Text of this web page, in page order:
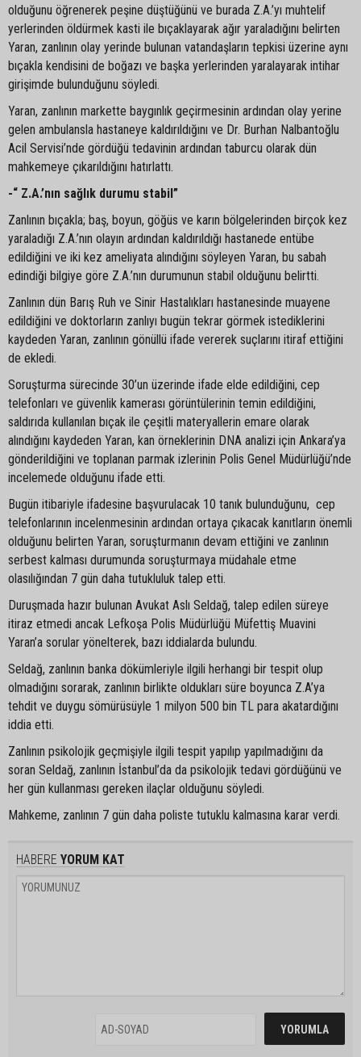
olduğunu öğrenerek peşine düştüğünü ve burada Z.A.’yı muhtelif
yerlerinden öldürmek kasti ile bıçaklayarak ağır yaraladığını belirten
Yaran, zanlının olay yerinde bulunan vatandaşların tepkisi üzerine aynı
bıçakla kendisini de boğazı ve başka yerlerinden yaralayarak intihar
girişimde bulunduğunu söyledi.
Yaran, zanlının markette baygınlık geçirmesinin ardından olay yerine
gelen ambulansla hastaneye kaldırıldığını ve Dr. Burhan Nalbantoğlu
Acil Servisi’nde gördüğü tedavinin ardından taburcu olarak dün
mahkemeye çıkarıldığını hatırlattı.
-“ Z.A.’nın sağlık durumu stabil”
Zanlının bıçakla; baş, boyun, göğüs ve karın bölgelerinden birçok kez
yaraladığı Z.A.’nın olayın ardından kaldırıldığı hastanede entübe
edildiğini ve iki kez ameliyata alındığını söyleyen Yaran, bu sabah
edindiği bilgiye göre Z.A.’nın durumunun stabil olduğunu belirtti.
Zanlının dün Barış Ruh ve Sinir Hastalıkları hastanesinde muayene
edildiğini ve doktorların zanlıyı bugün tekrar görmek istediklerini
kaydeden Yaran, zanlının gönüllü ifade vererek suçlarını itiraf ettiğini
de ekledi.
Soruşturma sürecinde 30’un üzerinde ifade elde edildiğini, cep
telefonları ve güvenlik kamerası görüntülerinin temin edildiğini,
saldırıda kullanılan bıçak ile çeşitli materyallerin emare olarak
alındığını kaydeden Yaran, kan örneklerinin DNA analizi için Ankara’ya
gönderildiğini ve toplanan parmak izlerinin Polis Genel Müdürlüğü’nde
incelemede olduğunu ifade etti.
Bugün itibariyle ifadesine başvurulacak 10 tanık bulunduğunu, cep
telefonlarının incelenmesinin ardından ortaya çıkacak kanıtların önemli
olduğunu belirten Yaran, soruşturmanın devam ettiğini ve zanlının
serbest kalması durumunda soruşturmaya müdahale etme
olasılığından 7 gün daha tutukluluk talep etti.
Duruşmada hazır bulunan Avukat Aslı Seldağ, talep edilen süreye
itiraz etmedi ancak Lefkoşa Polis Müdürlüğü Müfettiş Muavini
Yaran’a sorular yönelterek, bazı iddialarda bulundu.
Seldağ, zanlının banka dökümleriyle ilgili herhangi bir tespit olup
olmadığını sorarak, zanlının birlikte oldukları süre boyunca Z.A’ya
tehdit ve duygu sömürüsüyle 1 milyon 500 bin TL para akatardığını
iddia etti.
Zanlının psikolojik geçmişiyle ilgili tespit yapılıp yapılmadığını da
soran Seldağ, zanlının İstanbul’da da psikolojik tedavi gördüğünü ve
her gün kullanması gereken ilaçlar olduğunu söyledi.
Mahkeme, zanlının 7 gün daha poliste tutuklu kalmasına karar verdi.
HABERE YORUM KAT